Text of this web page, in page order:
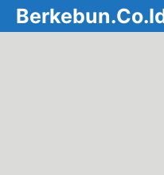
Skip
to